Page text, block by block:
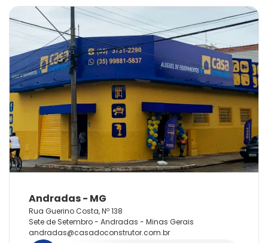
Rua Guerino Costa, Nº 138
Sete de Setembro - Andradas - Minas Gerais
andradas@casadoconstrutor.com.br